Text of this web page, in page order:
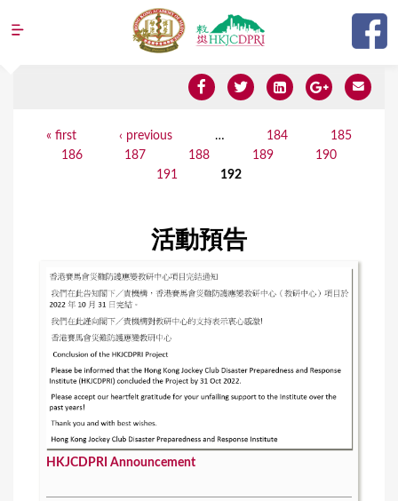
Jump to navigation
« first ‹ previous … 184
185
186
187 188 189
190
191
192
活動預告
HKJCDPRI Announcement